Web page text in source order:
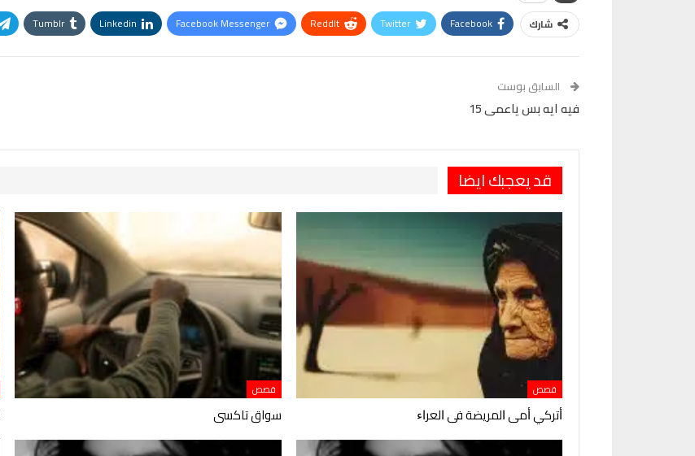
شارك Facebook
Twitter
ReddIt
Facebook Messenger
Linkedin
Tumblr
السابق بوست
فيه ايه بس ياعمى 15
قد يعجبك ايضا
قصص
ﺃﺗﺮﻛﻲ ﺃﻣﻰ ﺍﻟﻤﺮﻳﻀﺔ ﻓﻰ ﺍﻟﻌﺮﺍﺀ
قصص
سواق تاكسى